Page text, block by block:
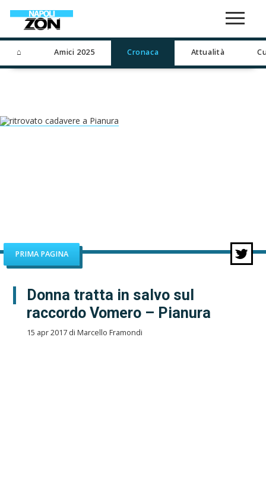
⌂ Amici 2025 Cronaca Attualità
PRIMA PAGINA
Donna tratta in salvo sul
raccordo Vomero – Pianura
15 apr 2017 di Marcello Framondi